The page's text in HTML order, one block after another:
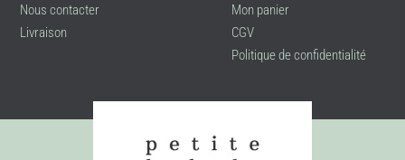
Nous contacter
Livraison
Mon panier
CGV
Politique de confidentialité